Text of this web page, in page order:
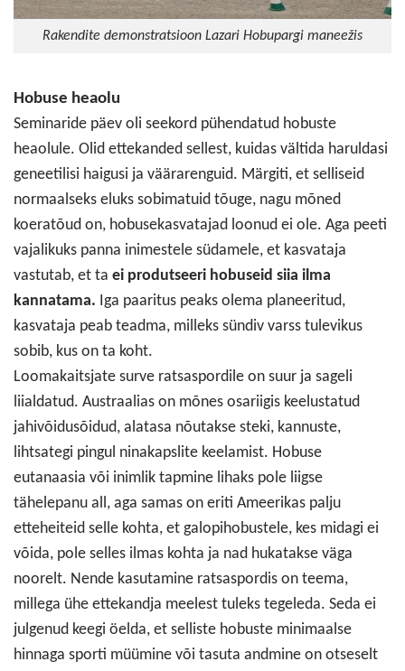
Rakendite demonstratsioon Lazari Hobupargi maneežis
Hobuse heaolu
Seminaride päev oli seekord pühendatud hobuste
heaolule. Olid ettekanded sellest, kuidas vältida haruldasi
geneetilisi haigusi ja väärarenguid. Märgiti, et selliseid
normaalseks eluks sobimatuid tõuge, nagu mõned
koeratõud on, hobusekasvatajad loonud ei ole. Aga peeti
vajalikuks panna inimestele südamele, et kasvataja
vastutab, et ta ei produtseeri hobuseid siia ilma
kannatama. Iga paaritus peaks olema planeeritud,
kasvataja peab teadma, milleks sündiv varss tulevikus
sobib, kus on ta koht.
Loomakaitsjate surve ratsaspordile on suur ja sageli
liialdatud. Austraalias on mõnes osariigis keelustatud
jahivõidusõidud, alatasa nõutakse steki, kannuste,
lihtsategi pingul ninakapslite keelamist. Hobuse
eutanaasia või inimlik tapmine lihaks pole liigse
tähelepanu all, aga samas on eriti Ameerikas palju
etteheiteid selle kohta, et galopihobustele, kes midagi ei
võida, pole selles ilmas kohta ja nad hukatakse väga
noorelt. Nende kasutamine ratsaspordis on teema,
millega ühe ettekandja meelest tuleks tegeleda. Seda ei
julgenud keegi öelda, et selliste hobuste minimaalse
hinnaga sporti müümine või tasuta andmine on otseselt